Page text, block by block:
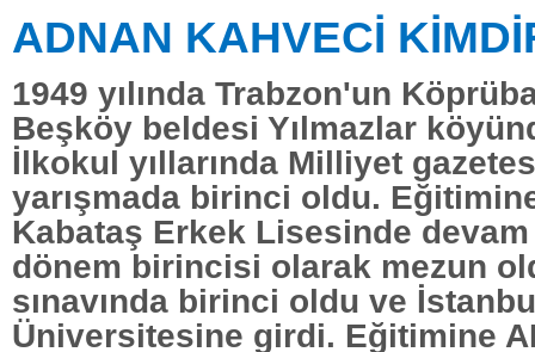
ADNAN KAHVECİ
1949 yılında Trabzon'un
Beşköy beldesi Yılmazlar
İlkokul yıllarında Milliyet
yarışmada birinci oldu.
Kabataş Erkek Lisesinde
dönem birincisi olarak mezun
sınavında birinci oldu ve
Üniversitesine girdi. Eğitimine